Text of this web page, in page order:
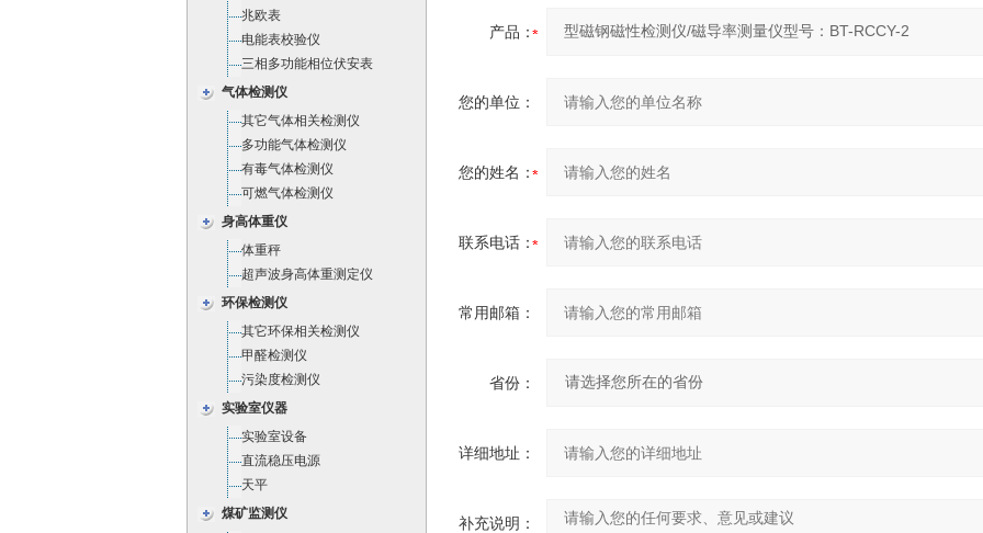
兆欧表
电能表校验仪
三相多功能相位伏安表
气体检测仪
其它气体相关检测仪
多功能气体检测仪
有毒气体检测仪
可燃气体检测仪
身高体重仪
体重秤
超声波身高体重测定仪
环保检测仪
其它环保相关检测仪
甲醛检测仪
污染度检测仪
实验室仪器
实验室设备
直流稳压电源
天平
煤矿监测仪
产品：
您的单位：
您的姓名：
联系电话：
常用邮箱：
省份：
详细地址：
补充说明：